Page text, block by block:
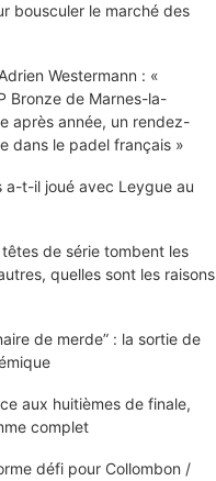
bousculer le marché des
Westermann : «
Bronze de Marnes-la-
après année, un rendez-
dans le padel français »
a-t-il joué avec Leygue au
têtes de série tombent les
quelles sont les raisons
de merde” : la sortie de
aux huitièmes de finale,
complet
défi pour Collombon /